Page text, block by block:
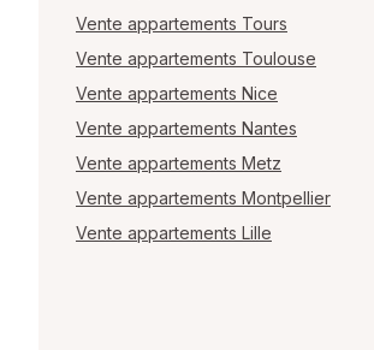
Vente appartements Tours
Vente appartements Toulouse
Vente appartements Nice
Vente appartements Nantes
Vente appartements Metz
Vente appartements Montpellier
Vente appartements Lille